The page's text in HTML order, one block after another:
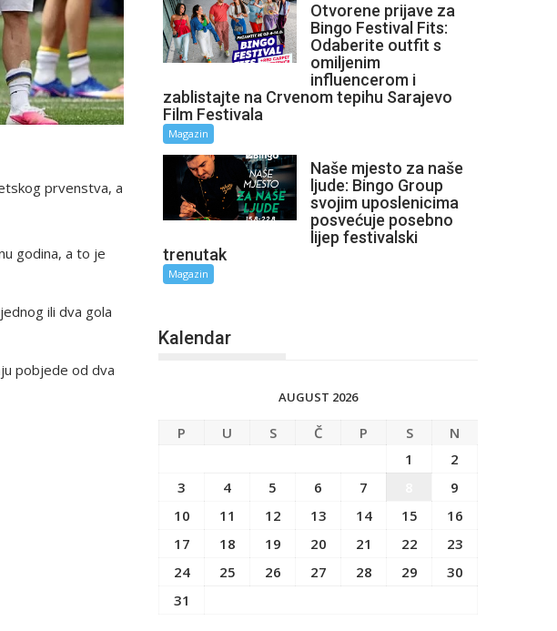
prvenstva, a
godina, a to je
ili dva gola
pobjede od dva
Otvorene prijave za
Bingo Festival Fits:
Odaberite outfit s
omiljenim
influencerom i
zablistajte na Crvenom tepihu Sarajevo
Film Festivala
Magazin
Naše mjesto za naše
ljude: Bingo Group
svojim uposlenicima
posvećuje posebno
lijep festivalski
trenutak
Magazin
Kalendar
AUGUST 2026
P U S Č P S
N
1
2
3
4 5 6 7
9
10
11 12 13 14 15
16
17
18 19 20 21 22
23
24
25 26 27 28 29
30
31